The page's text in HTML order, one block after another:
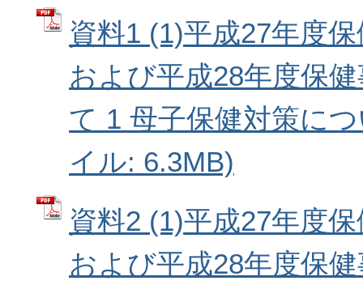
資料1 (1)平成27年度
および平成28年度保
て 1 母子保健対策に
イル: 6.3MB)
資料2 (1)平成27年度
および平成28年度保